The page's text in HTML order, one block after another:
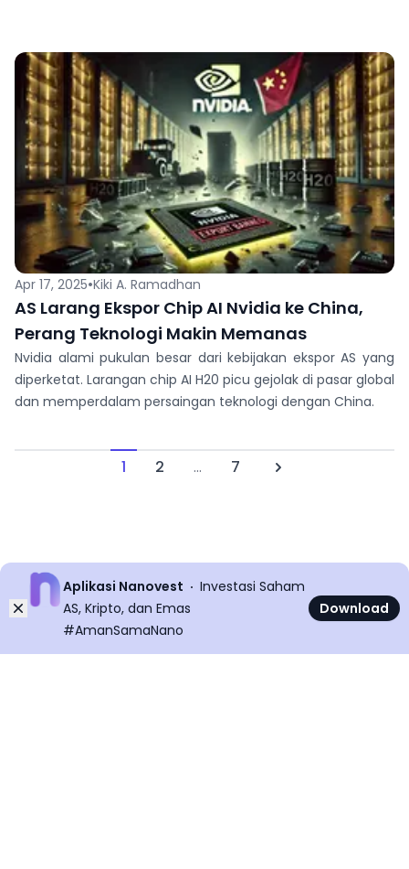
Apr 17, 2025•Kiki A. Ramadhan
AS Larang Ekspor Chip AI Nvidia ke China,
Perang Teknologi Makin Memanas
Nvidia alami pukulan besar dari kebijakan ekspor AS yang
diperketat. Larangan chip AI H20 picu gejolak di pasar global
dan memperdalam persaingan teknologi dengan China.
1 2 ... 7 Next
Dismiss
Aplikasi Nanovest
Investasi Saham
AS, Kripto, dan Emas
#AmanSamaNano
Download